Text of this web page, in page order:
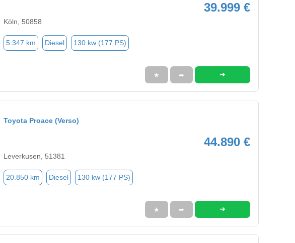
39.999 €
Köln, 50858
5.347 km Diesel 130 kw (177 PS)
★ ➦ ➜
Toyota Proace (Verso)
44.890 €
Leverkusen, 51381
20.850 km Diesel 130 kw (177 PS)
★ ➦ ➜